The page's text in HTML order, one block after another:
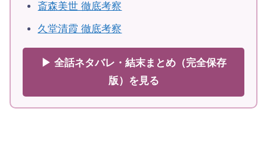
斎森美世 徹底考察
久堂清霞 徹底考察
▶ 全話ネタバレ・結末まとめ（完全保存
版）を見る